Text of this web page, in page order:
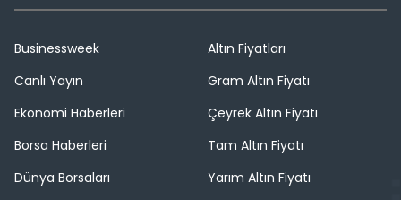
Businessweek
Canlı Yayın
Ekonomi Haberleri
Borsa Haberleri
Dünya Borsaları
Altın Fiyatları
Gram Altın Fiyatı
Çeyrek Altın Fiyatı
Tam Altın Fiyatı
Yarım Altın Fiyatı